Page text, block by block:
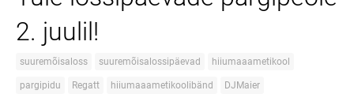
2. juulil!
suuremõisaloss suuremõisalossipäevad hiiumaaametikool
pargipidu Regatt hiiumaaametikoolibänd DJMaier